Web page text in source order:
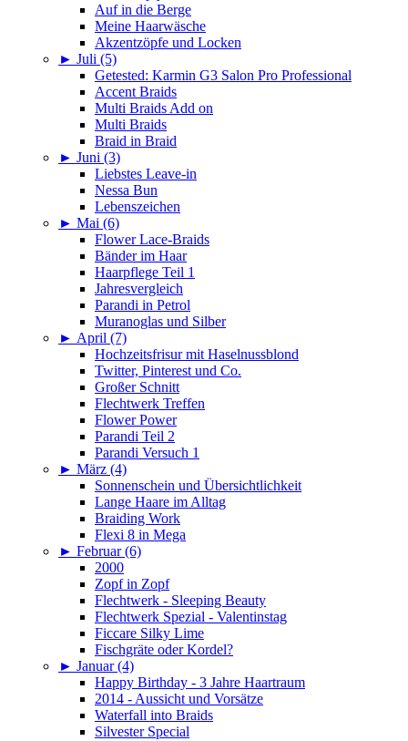
Auf in die Berge
Meine Haarwäsche
Akzentzöpfe und Locken
► Juli (5)
Getested: Karmin G3 Salon Pro Professional
Accent Braids
Multi Braids Add on
Multi Braids
Braid in Braid
► Juni (3)
Liebstes Leave-in
Nessa Bun
Lebenszeichen
► Mai (6)
Flower Lace-Braids
Bänder im Haar
Haarpflege Teil 1
Jahresvergleich
Parandi in Petrol
Muranoglas und Silber
► April (7)
Hochzeitsfrisur mit Haselnussblond
Twitter, Pinterest und Co.
Großer Schnitt
Flechtwerk Treffen
Flower Power
Parandi Teil 2
Parandi Versuch 1
► März (4)
Sonnenschein und Übersichtlichkeit
Lange Haare im Alltag
Braiding Work
Flexi 8 in Mega
► Februar (6)
2000
Zopf in Zopf
Flechtwerk - Sleeping Beauty
Flechtwerk Spezial - Valentinstag
Ficcare Silky Lime
Fischgräte oder Kordel?
► Januar (4)
Happy Birthday - 3 Jahre Haartraum
2014 - Aussicht und Vorsätze
Waterfall into Braids
Silvester Special